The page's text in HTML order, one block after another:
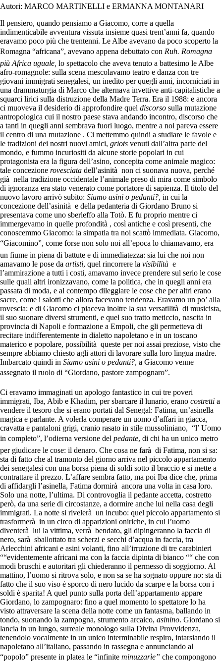
Autori: MARCO MARTINELLI e ERMANNA MONTANARI
Il pensiero, quando pensiamo a Giacomo, corre a quella
indimenticabile avventura vissuta insieme quasi trent’anni fa, quando
eravamo poco più che trentenni. Le Albe avevano da poco scoperto la
Romagna “africana”, avevano appena debuttato con Ruh. Romagna
più Africa uguale, lo spettacolo che aveva tenuto a battesimo le Albe
afro-romagnole: sulla scena mescolavamo teatro e danza con tre
giovani immigrati senegalesi, un inedito per quegli anni, incorniciati in
una drammaturgia di Marco che alternava invettive anti-capitalistiche a
squarci lirici sulla distruzione della Madre Terra. Era il 1988: e ancora
ci muoveva il desiderio di approfondire quel discorso sulla mutazione
antropologica cui il nostro paese stava andando incontro, discorso che
a tanti in quegli anni sembrava fuori luogo, mentre a noi pareva essere
il centro di una mutazione . Ci mettemmo quindi a studiare le favole e
le tradizioni dei nostri nuovi amici, griots venuti dall’altra parte del
mondo, e fummo incuriositi da alcune storie popolari in cui
protagonista era la figura dell’asino, concepita come animale magico:
tale concezione rovesciata dell’asinità non ci suonava nuova, perché
già nella tradizione occidentale l’animale preso di mira come simbolo
di ignoranza era stato venerato come portatore di sapienza. Il titolo del
nuovo lavoro arrivò subito: Siamo asini o pedanti?, in cui la
concezione dell’asinità e della pedanteria di Giordano Bruno si
presentava come uno sberleffo alla Totò. E fu proprio mentre ci
immergevamo in quelle profondità , così antiche e così presenti, che
conoscemmo Giacomo: la simpatia tra noi scattò immediata. Giacomo,
“Giacomino”, come forse non solo noi all’epoca lo chiamavamo, era
un fiume in piena di battute e di immediatezza: sia lui che noi non
amavamo le pose da artisti, quel rincorrere la visibilità e
l’ammirazione a tutti i costi, amavamo invece prendere sul serio le cose
sulle quali altri ironizzavano, come la politica, che in quegli anni era
passata di moda, e al contempo dileggiare le cose che per altri erano
sacre, come i salotti che allora facevano tendenza. Eravamo un po’ alla
rovescia: e di Giacomo ci piaceva inoltre la sua versatilità di musicista,
il suo suonare diversi strumenti, e quel suo tratto meticcio, nascita in
provincia di Napoli e formazione a Empoli, che gli permetteva di
recitare indifferentemente in dialetto napoletano e in un toscano
materico e popolare, possibilità queste per noi assai preziose, visto che
sempre abbiamo chiesto agli attori di lavorare sulla loro lingua madre.
Imbarcato quindi in Siamo asini o pedanti?, a Giacomo venne
assegnato il ruolo di “Giordano, pastore zampognaro”.
Ci eravamo immaginati un apologo fantastico in cui tre poveri
immigrati, Iba, Abib e Khadim, per sbarcare il lunario, erano costretti a
vendere il tesoro che si erano portati dal Senegal: Fatima, un’asinella
magica e parlante. A volerla comperare un uomo d’affari in giacca,
cravatta e pantaloni grigi, cranio rasato in stile mussoliniano, “l’ Uomo
in completo”, l’odierna versione del pedante, di chi ha un unico metro
per giudicare le cose: il denaro. Che cosa ne farà di Fatima, non si sa:
sta di fatto che al tramonto del giorno arriva nel piccolo appartamento
dei senegalesi con una borsa piena di soldi sotto il braccio e si mette a
contrattare il prezzo. L’affare sembra fatto, ma poi Iba dice che, prima
di affidargli l’asinella, Fatima dormirà ancora una volta in casa loro.
Solo una notte, l’ultima. Di controvoglia il pedante accetta, costretto
però, da una serie di circostanze, a dormire anche lui nella casa degli
immigrati. La notte si rivelerà un incubo: quel piccolo appartamento si
trasformerà in un circo di apparizioni oniriche, in cui l’uomo
diventerà lui la vittima, verrà bendato, gli dipingeranno la faccia di
nero, sarà sballottato tra scherzi e secchi d’acqua in faccia, tra
Arlecchini africani e asini volanti, fino all’irruzione di tre carabinieri
““evidentemente africani ma con la faccia dipinta di bianco ““ che con
modi bruschi e autoritari gli chiederanno il permesso di soggiorno. Al
mattino, l’uomo si ritrova solo, e non sa se ha sognato oppure no: sta di
fatto che il suo viso è sporco di nero lucido da scarpe e la borsa con i
soldi è sparita! A quel punto sulla porta dell’appartamento appare
Giordano, lo zampognaro: fino a quel momento lo spettatore lo ha
visto attraversare la scena della notte come un fantasma, ballando in
tondo, suonando la zampogna, strumento arcaico, asinino. Giordano si
lancia in un lungo, surreale monologo sulla Divina Provvidenza,
tenendolo vocalmente in un unico interminabile respiro, intarsiando il
napoletano all’italiano, passando in rassegna e annunciando al
“popolo” presente in platea le “infinite minuzzarìe” che compongono